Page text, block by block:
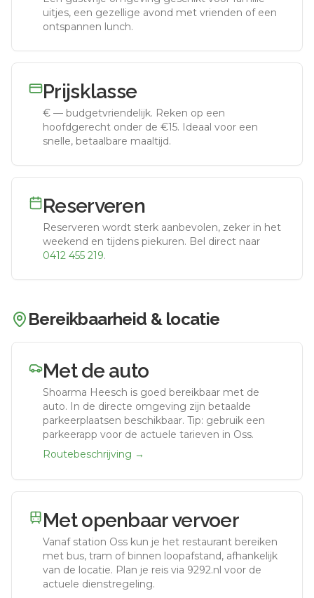
uitjes, een gezellige avond met vrienden of een
ontspannen lunch.
Prijsklasse
€ — budgetvriendelijk. Reken op een
hoofdgerecht onder de €15. Ideaal voor een
snelle, betaalbare maaltijd.
Reserveren
Reserveren wordt sterk aanbevolen, zeker in het
weekend en tijdens piekuren. Bel direct naar
0412 455 219.
Bereikbaarheid & locatie
Met de auto
Shoarma Heesch is goed bereikbaar met de
auto. In de directe omgeving zijn betaalde
parkeerplaatsen beschikbaar. Tip: gebruik een
parkeerapp voor de actuele tarieven in Oss.
Routebeschrijving →
Met openbaar vervoer
Vanaf station Oss kun je het restaurant bereiken
met bus, tram of binnen loopafstand, afhankelijk
van de locatie. Plan je reis via 9292.nl voor de
actuele dienstregeling.